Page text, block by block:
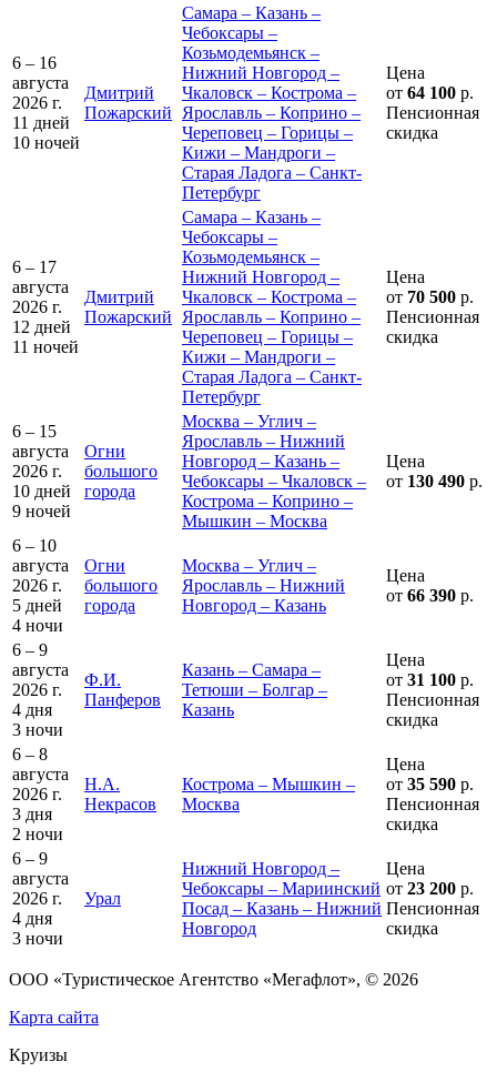
6 – 16
августа
2026 г.
11 дней
10 ночей
Дмитрий
Пожарский
Самара – Казань –
Чебоксары –
Козьмодемьянск –
Нижний Новгород –
Чкаловск – Кострома –
Ярославль – Коприно –
Череповец – Горицы –
Кижи – Мандроги –
Старая Ладога – Санкт-
Петербург
Цена
от 64 100 р.
Пенсионная
скидка
6 – 17
августа
2026 г.
12 дней
11 ночей
Дмитрий
Пожарский
Самара – Казань –
Чебоксары –
Козьмодемьянск –
Нижний Новгород –
Чкаловск – Кострома –
Ярославль – Коприно –
Череповец – Горицы –
Кижи – Мандроги –
Старая Ладога – Санкт-
Петербург
Цена
от 70 500 р.
Пенсионная
скидка
6 – 15
августа
2026 г.
10 дней
9 ночей
Огни
большого
города
Москва – Углич –
Ярославль – Нижний
Новгород – Казань –
Чебоксары – Чкаловск –
Кострома – Коприно –
Мышкин – Москва
Цена
от 130 490 р.
6 – 10
августа
2026 г.
5 дней
4 ночи
Огни
большого
города
Москва – Углич –
Ярославль – Нижний
Новгород – Казань
Цена
от 66 390 р.
6 – 9
августа
2026 г.
4 дня
3 ночи
Ф.И.
Панферов
Казань – Самара –
Тетюши – Болгар –
Казань
Цена
от 31 100 р.
Пенсионная
скидка
6 – 8
августа
2026 г.
3 дня
2 ночи
Н.А.
Некрасов
Кострома – Мышкин –
Москва
Цена
от 35 590 р.
Пенсионная
скидка
6 – 9
августа
2026 г.
4 дня
3 ночи
Урал
Нижний Новгород –
Чебоксары – Мариинский
Посад – Казань – Нижний
Новгород
Цена
от 23 200 р.
Пенсионная
скидка
ООО «Туристическое Агентство «Мегафлот», © 2026
Карта сайта
Круизы